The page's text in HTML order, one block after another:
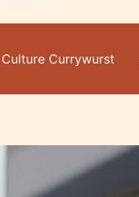
Culture Currywurst